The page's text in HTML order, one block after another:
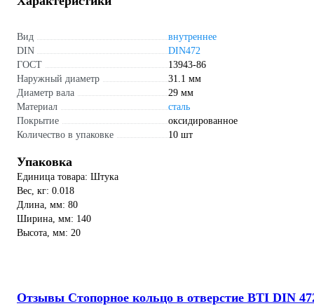
Вид
внутреннее
DIN
DIN472
ГОСТ
13943-86
Наружный диаметр
31.1 мм
Диаметр вала
29 мм
Материал
сталь
Покрытие
оксидированное
Количество в упаковке
10 шт
Упаковка
Единица товара: Штука
Вес, кг: 0.018
Длина, мм: 80
Ширина, мм: 140
Высота, мм: 20
Отзывы Стопорное кольцо в отверстие BTI DIN